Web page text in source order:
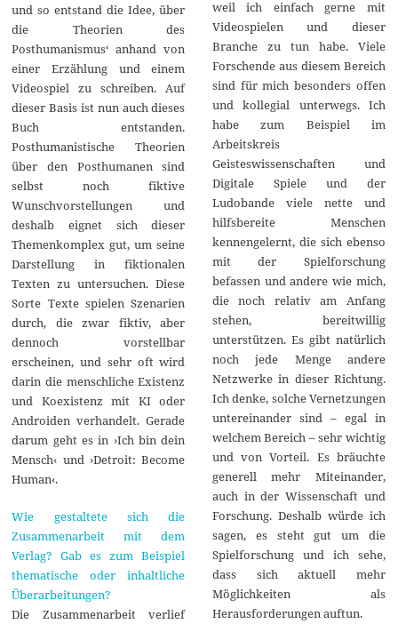
und so entstand die Idee, über
die Theorien des
Posthumanismus‘ anhand von
einer Erzählung und einem
Videospiel zu schreiben. Auf
dieser Basis ist nun auch dieses
Buch entstanden.
Posthumanistische Theorien
über den Posthumanen sind
selbst noch fiktive
Wunschvorstellungen und
deshalb eignet sich dieser
Themenkomplex gut, um seine
Darstellung in fiktionalen
Texten zu untersuchen. Diese
Sorte Texte spielen Szenarien
durch, die zwar fiktiv, aber
dennoch vorstellbar
erscheinen, und sehr oft wird
darin die menschliche Existenz
und Koexistenz mit KI oder
Androiden verhandelt. Gerade
darum geht es in ›Ich bin dein
Mensch‹ und ›Detroit: Become
Human‹.
Wie gestaltete sich die
Zusammenarbeit mit dem
Verlag? Gab es zum Beispiel
thematische oder inhaltliche
Überarbeitungen?
Die Zusammenarbeit verlief
weil ich einfach gerne mit
Videospielen und dieser
Branche zu tun habe. Viele
Forschende aus diesem Bereich
sind für mich besonders offen
und kollegial unterwegs. Ich
habe zum Beispiel im
Arbeitskreis
Geisteswissenschaften und
Digitale Spiele und der
Ludobande viele nette und
hilfsbereite Menschen
kennengelernt, die sich ebenso
mit der Spielforschung
befassen und andere wie mich,
die noch relativ am Anfang
stehen, bereitwillig
unterstützen. Es gibt natürlich
noch jede Menge andere
Netzwerke in dieser Richtung.
Ich denke, solche Vernetzungen
untereinander sind – egal in
welchem Bereich – sehr wichtig
und von Vorteil. Es bräuchte
generell mehr Miteinander,
auch in der Wissenschaft und
Forschung. Deshalb würde ich
sagen, es steht gut um die
Spielforschung und ich sehe,
dass sich aktuell mehr
Möglichkeiten als
Herausforderungen auftun.